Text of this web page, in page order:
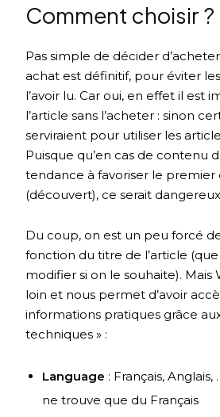
Comment choisir ?
Pas simple de décider
achat est définitif, pour éviter
l’avoir lu. Car oui, en effet il est
l’article sans l’acheter : sinon
serviraient pour utiliser les
Puisque qu’en cas de contenu
tendance à favoriser le premier
(découvert), ce serait
Du coup, on est un peu forcé
fonction du titre de l’article (que
modifier si on le souhaite). Mais
loin et nous permet d’avoir
informations pratiques grâce
techniques » :
Language : Français,
ne trouve que du Français